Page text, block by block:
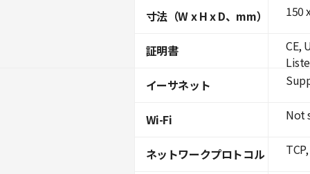
寸法（W x H x D、mm）
証明書
イーサネット
Wi-Fi
ネットワークプロトコル
150
CE,
Not